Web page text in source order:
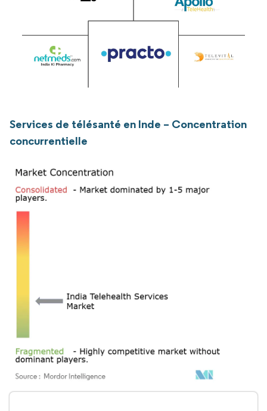
Services de télésanté en Inde – Concentration
concurrentielle